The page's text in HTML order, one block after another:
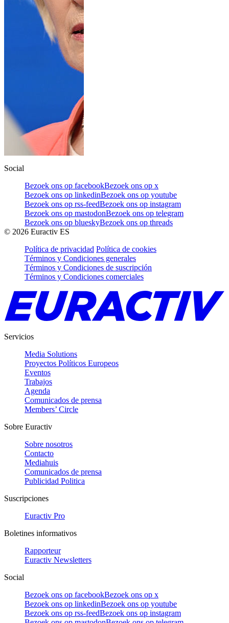
Social
Bezoek ons op facebookBezoek ons op x
Bezoek ons op linkedinBezoek ons op youtube
Bezoek ons op rss-feedBezoek ons op instagram
Bezoek ons op mastodonBezoek ons op telegram
Bezoek ons op blueskyBezoek ons op threads
© 2026 Euractiv ES
Política de privacidad Política de cookies
Términos y Condiciones generales
Términos y Condiciones de suscripción
Términos y Condiciones comerciales
Servicios
Media Solutions
Proyectos Políticos Europeos
Eventos
Trabajos
Agenda
Comunicados de prensa
Members’ Circle
Sobre Euractiv
Sobre nosotros
Contacto
Mediahuis
Comunicados de prensa
Publicidad Politica
Suscripciones
Euractiv Pro
Boletines informativos
Rapporteur
Euractiv Newsletters
Social
Bezoek ons op facebookBezoek ons op x
Bezoek ons op linkedinBezoek ons op youtube
Bezoek ons op rss-feedBezoek ons op instagram